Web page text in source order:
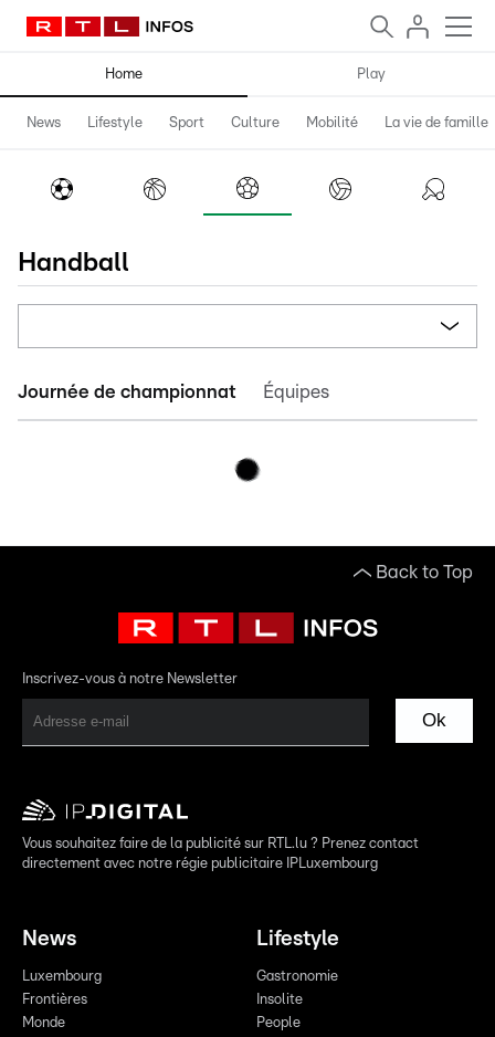
Home Play
News Lifestyle Sport Culture Mobilité La vie de famille
Handball
Journée de championnat Équipes
Back to Top
Inscrivez-vous à notre Newsletter
Ok
Vous souhaitez faire de la publicité sur RTL.lu ? Prenez contact
directement avec notre régie publicitaire IPLuxembourg
News
Luxembourg
Frontières
Monde
Lifestyle
Gastronomie
Insolite
People